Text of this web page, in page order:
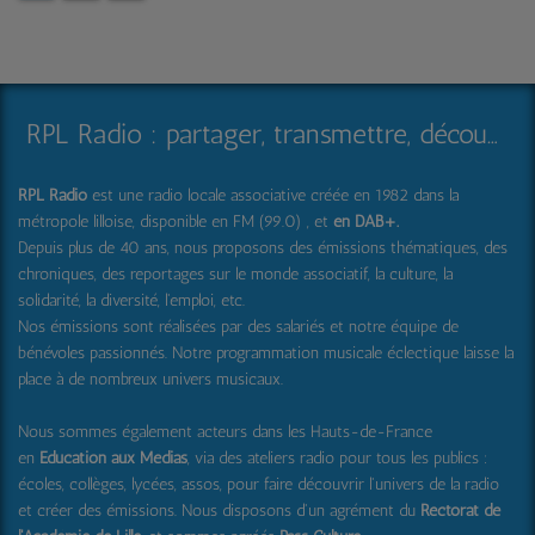
RPL Radio : partager, transmettre, découvrir et surprendre
RPL Radio est une radio locale associative créée en 1982 dans la
métropole lilloise, disponible en FM (99.0) , et en DAB+.
Depuis plus de 40 ans, nous proposons des émissions thématiques, des
chroniques, des reportages sur le monde associatif, la culture, la
solidarité, la diversité, l'emploi, etc.
Nos émissions sont réalisées par des salariés et notre équipe de
bénévoles passionnés. Notre programmation musicale éclectique laisse la
place à de nombreux univers musicaux.
Nous sommes également acteurs dans les Hauts-de-France
en Education aux Médias, via des ateliers radio pour tous les publics :
écoles, collèges, lycées, assos, pour faire découvrir l'univers de la radio
et créer des émissions. Nous disposons d'un agrément du Rectorat de